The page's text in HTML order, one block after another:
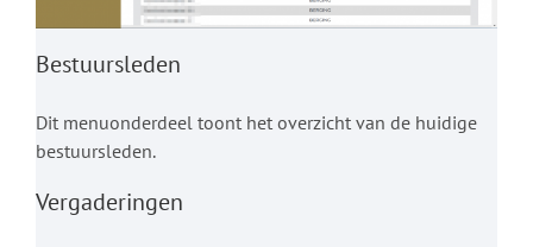
Bestuursleden
Dit menuonderdeel toont het overzicht van de huidige
bestuursleden.
Vergaderingen